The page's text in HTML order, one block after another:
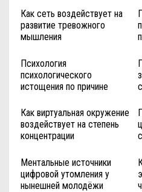
Как сеть воздействует на
развитие тревожного
мышления
Психология
психологического
истощения по причине
Как виртуальная окружение
воздействует на степень
концентрации
Ментальные источники
цифровой утомления у
нынешней молодёжи